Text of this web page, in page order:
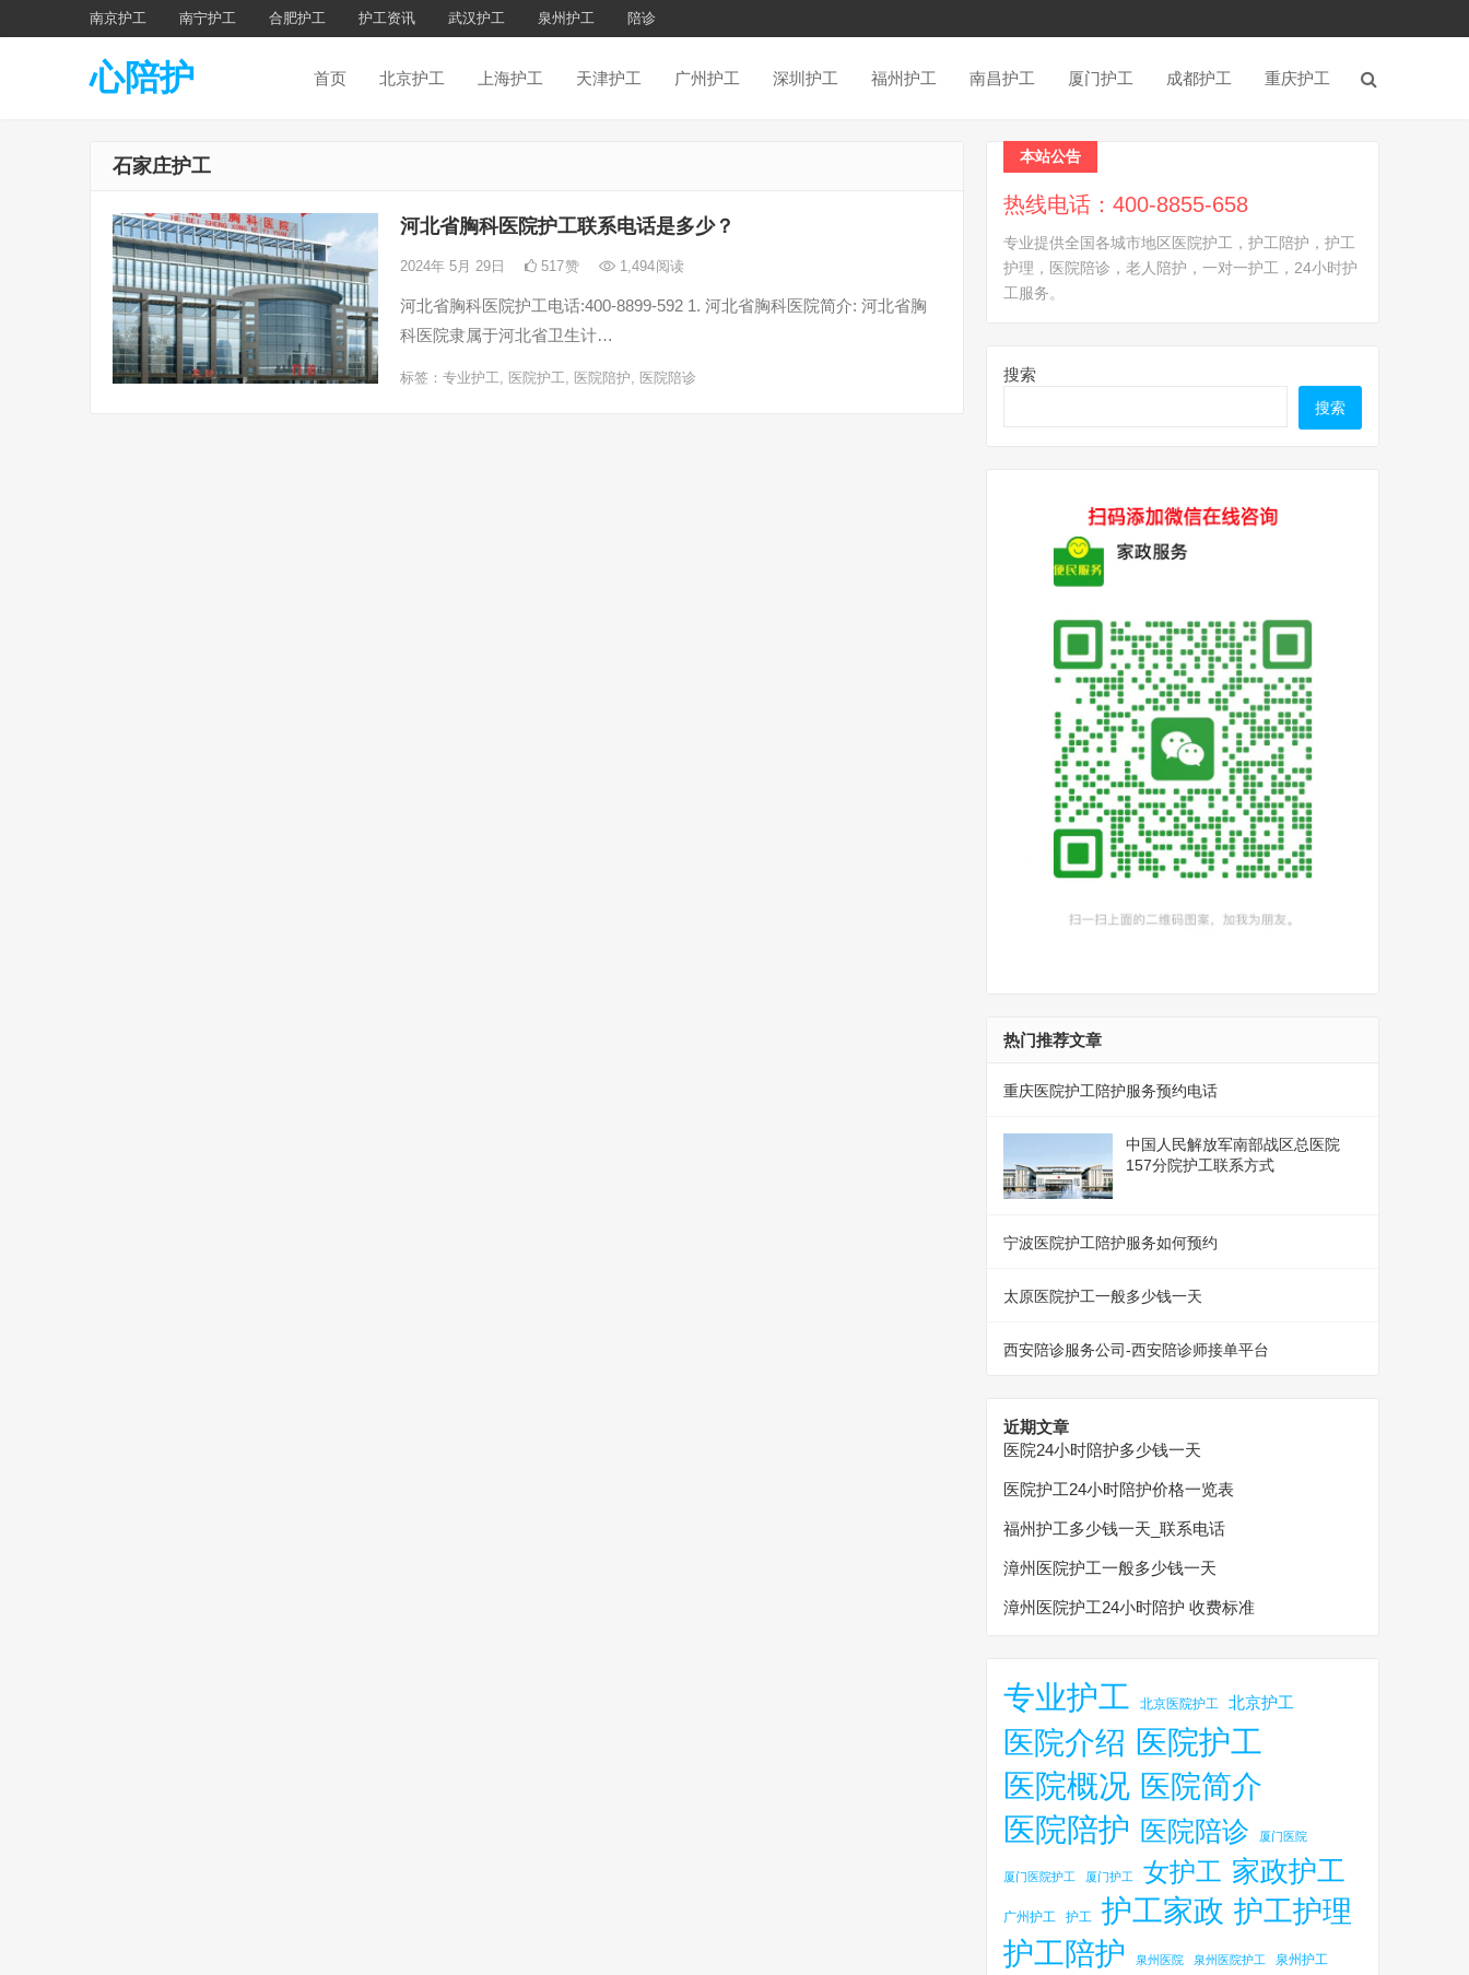
南京护工 南宁护工 合肥护工 护工资讯 武汉护工 泉州护工 陪诊
心陪护 首页 北京护工 上海护工 天津护工 广州护工 深圳护工 福州护工 南昌护工 厦门护工 成都护工 重庆护工
石家庄护工
河北省胸科医院护工联系电话是多少？
2024年 5月 29日 517赞 1,494阅读
河北省胸科医院护工电话:400-8899-592 1. 河北省胸科医院简介: 河北省胸
科医院隶属于河北省卫生计…
标签： 专业护工, 医院护工, 医院陪护, 医院陪诊
本站公告
热线电话：400-8855-658
专业提供全国各城市地区医院护工，护工陪护，护工
护理，医院陪诊，老人陪护，一对一护工，24小时护
工服务。
搜索
搜索
热门推荐文章
重庆医院护工陪护服务预约电话
中国人民解放军南部战区总医院
157分院护工联系方式
宁波医院护工陪护服务如何预约
太原医院护工一般多少钱一天
西安陪诊服务公司-西安陪诊师接单平台
近期文章
医院24小时陪护多少钱一天
医院护工24小时陪护价格一览表
福州护工多少钱一天_联系电话
漳州医院护工一般多少钱一天
漳州医院护工24小时陪护 收费标准
专业护工 北京医院护工 北京护工
医院介绍 医院护工
医院概况 医院简介
医院陪护 医院陪诊 厦门医院
厦门医院护工 厦门护工 女护工 家政护工
广州护工 护工 护工家政 护工护理
护工陪护
泉州医院 泉州医院护工 泉州护工